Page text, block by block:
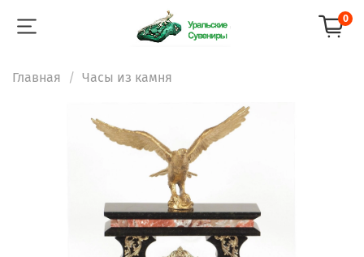
0
Главная Часы из камня